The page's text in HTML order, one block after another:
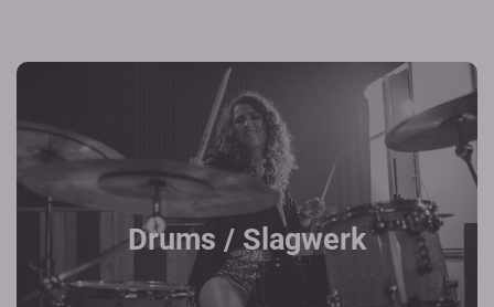
Drums / Slagwerk